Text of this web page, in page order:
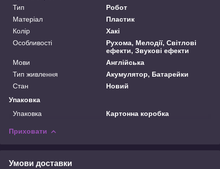
Тип
Робот
Матеріал
Пластик
Колір
Хакі
Особливості
Рухома, Мелодії, Світлові
ефекти, Звукові ефекти
Мови
Англійська
Тип живлення
Акумулятор, Батарейки
Стан
Новий
Упаковка
Упаковка
Картонна коробка
Приховати
Умови доставки